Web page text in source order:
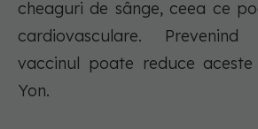
cheaguri de sânge, ceea ce
cardiovasculare.
vaccinul poate reduce
Yon.